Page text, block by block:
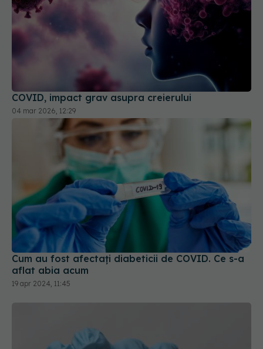
COVID, impact grav asupra creierului
04 mar 2026, 12:29
Cum au fost afectați diabeticii de COVID. Ce s-a
aflat abia acum
19 apr 2024, 11:45